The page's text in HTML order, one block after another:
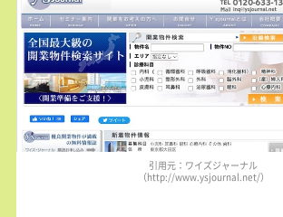
引用元：ワイズジャーナル
（http://www.ysjournal.net/）